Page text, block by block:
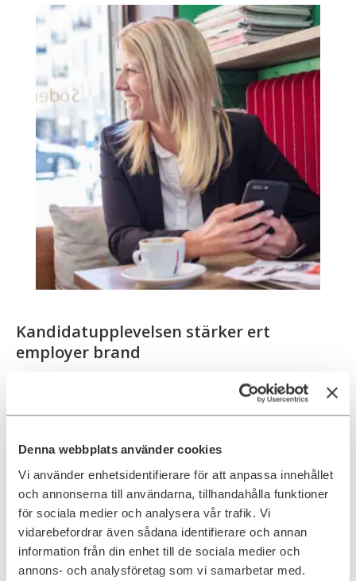
Denna webbplats använder cookies
Vi använder enhetsidentifierare för att anpassa innehållet
och annonserna till användarna, tillhandahålla funktioner
för sociala medier och analysera vår trafik. Vi
vidarebefordrar även sådana identifierare och annan
information från din enhet till de sociala medier och
annons- och analysföretag som vi samarbetar med.
Kandidatupplevelsen stärker ert
employer brand
direkt hur de ser på er som arbetsgivare. Ada Digital har
deras tid.
Vi rekryterar just nu
Analytics Engineer till UR i Stockholm